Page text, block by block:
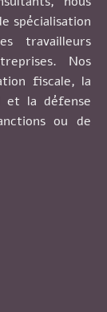
spécialisation
travailleurs
Nos
fiscale, la
et la défense
ou de